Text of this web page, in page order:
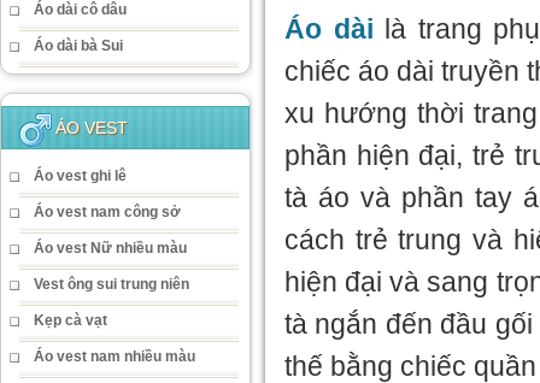
Áo dài cô dâu
Áo dài bà Sui
ÁO VEST
Áo vest ghi lê
Áo vest nam công sở
Áo vest Nữ nhiều màu
Vest ông sui trung niên
Kẹp cà vạt
Áo vest nam nhiều màu
Áo dài là trang
chiếc áo dài truyền
xu hướng thời
phần hiện đại, trẻ
tà áo và phần tay
cách trẻ trung và
hiện đại và sang
tà ngắn đến đầu
thế bằng chiếc